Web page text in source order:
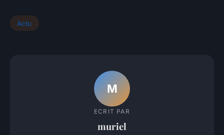
Actu
M
ECRIT PAR
muriel